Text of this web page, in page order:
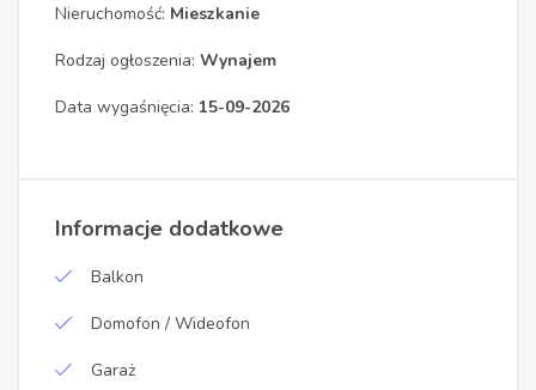
Nieruchomość: Mieszkanie
Rodzaj ogłoszenia: Wynajem
Data wygaśnięcia: 15-09-2026
Informacje dodatkowe
Balkon
Domofon / Wideofon
Garaż